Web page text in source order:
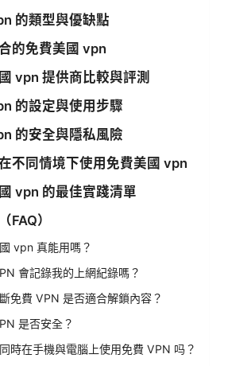
的類型與優缺點
的免費美國 vpn
vpn 提供商比較與評測
的設定與使用步驟
的安全與隱私風險
不同情境下使用免費美國 vpn
vpn 的最佳實踐清單
FAQ）
vpn 真能用嗎？
會記錄我的上網紀錄嗎？
免費 VPN 是否適合解鎖內容？
是否安全？
時在手機與電腦上使用免費 VPN 吗？